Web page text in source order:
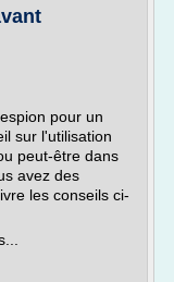
pour un
sur l'utilisation
peut-être dans
avez des
les conseils ci-